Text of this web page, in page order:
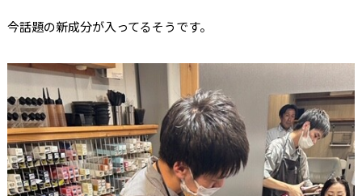
今話題の新成分が入ってるそうです。